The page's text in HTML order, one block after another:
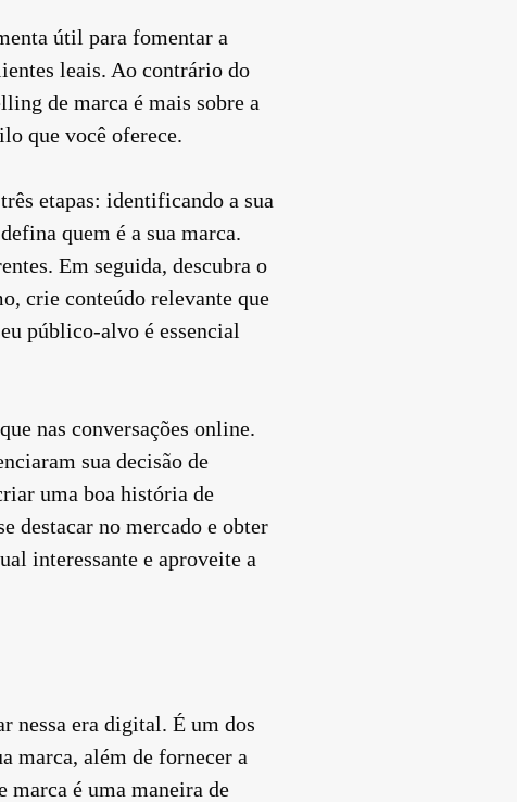
útil para fomentar a
leais. Ao contrário do
de marca é mais sobre a
que você oferece.
etapas: identificando a sua
quem é a sua marca.
Em seguida, descubra o
crie conteúdo relevante que
público-alvo é essencial
nas conversações online.
sua decisão de
uma boa história de
destacar no mercado e obter
interessante e aproveite a
nessa era digital. É um dos
marca, além de fornecer a
é uma maneira de